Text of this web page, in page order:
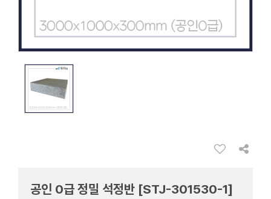
공인 0급 정밀 석정반 [STJ-301530-1]